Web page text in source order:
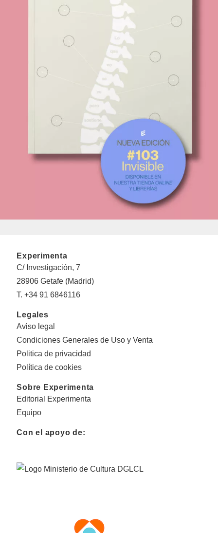
Experimenta
C/ Investigación, 7
28906 Getafe (Madrid)
T. +34 91 6846116
Legales
Aviso legal
Condiciones Generales de Uso y Venta
Politica de privacidad
Política de cookies
Sobre Experimenta
Editorial Experimenta
Equipo
Con el apoyo de: